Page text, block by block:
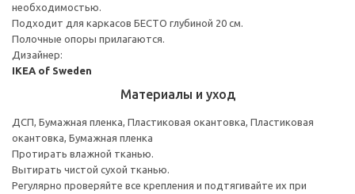
необходимостью.
Подходит для каркасов БЕСТО глубиной 20 см.
Полочные опоры прилагаются.
Дизайнер:
IKEA of Sweden
Материалы и уход
ДСП, Бумажная пленка, Пластиковая окантовка, Пластиковая
окантовка, Бумажная пленка
Протирать влажной тканью.
Вытирать чистой сухой тканью.
Регулярно проверяйте все крепления и подтягивайте их при